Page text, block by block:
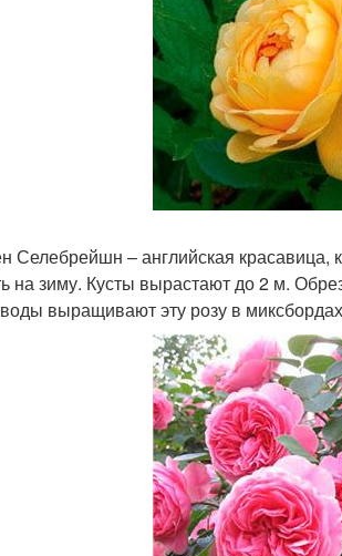
Селебрейшн – английская красавица,
на зиму. Кусты вырастают до 2 м.
выращивают эту розу в